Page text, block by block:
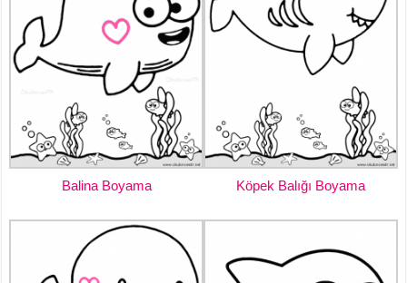
Balina Boyama Köpek Balığı Boyama